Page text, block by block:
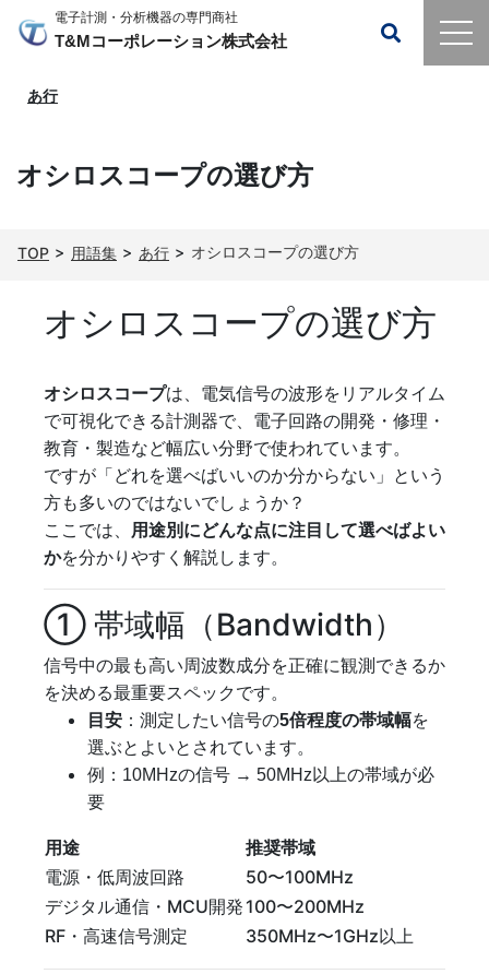
電子計測・分析機器の専門商社
T&Mコーポレーション株式会社
あ行
オシロスコープの選び方
TOP 用語集 あ行 オシロスコープの選び方
オシロスコープの選び方
オシロスコープは、電気信号の波形をリアルタイム
で可視化できる計測器で、電子回路の開発・修理・
教育・製造など幅広い分野で使われています。
ですが「どれを選べばいいのか分からない」という
方も多いのではないでしょうか？
ここでは、
用途別にどんな点に注目して選べばよい
かを分かりやすく解説します。
① 帯域幅（Bandwidth）
信号中の最も高い周波数成分を正確に観測できるか
を決める最重要スペックです。
目安 ：測定したい信号の5倍程度の帯域幅を
選ぶとよいとされています。
例：10MHzの信号 → 50MHz以上の帯域が必
要
用途
推奨帯域
電源・低周波回路
50〜100MHz
デジタル通信・MCU開発 100〜200MHz
RF・高速信号測定
350MHz〜1GHz以上